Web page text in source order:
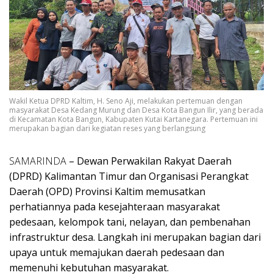
Wakil Ketua DPRD Kaltim, H. Seno Aji, melakukan pertemuan dengan
masyarakat Desa Kedang Murung dan Desa Kota Bangun Ilir, yang berada
di Kecamatan Kota Bangun, Kabupaten Kutai Kartanegara. Pertemuan ini
merupakan bagian dari kegiatan reses yang berlangsung
SAMARINDA – Dewan Perwakilan Rakyat Daerah
(DPRD) Kalimantan Timur dan Organisasi Perangkat
Daerah (OPD) Provinsi Kaltim memusatkan
perhatiannya pada kesejahteraan masyarakat
pedesaan, kelompok tani, nelayan, dan pembenahan
infrastruktur desa. Langkah ini merupakan bagian dari
upaya untuk memajukan daerah pedesaan dan
memenuhi kebutuhan masyarakat.